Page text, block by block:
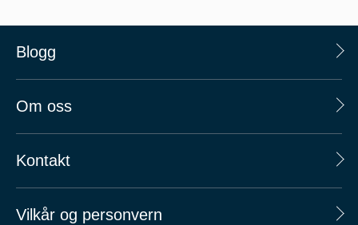
Blogg
Om oss
Kontakt
Vilkår og personvern